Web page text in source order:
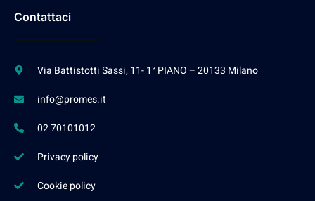
Contattaci
Via Battistotti Sassi, 11- 1° PIANO – 20133 Milano
info@promes.it
02 70101012
Privacy policy
Cookie policy